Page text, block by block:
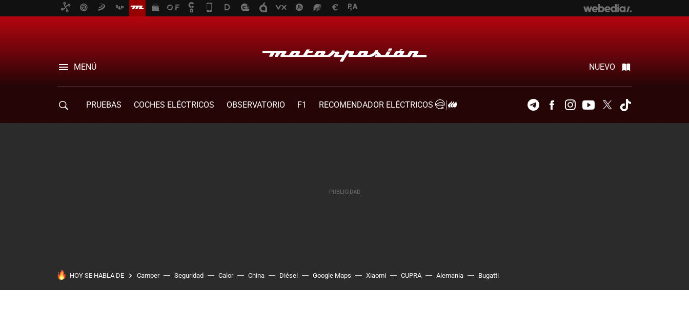
MENÚ NUEVO
PRUEBAS COCHES ELÉCTRICOS OBSERVATORIO F1
RECOMENDADOR ELÉCTRICOS
TelegramFacebookInstagramYoutubeTwitter
HOY SE HABLA DE Camper Seguridad Calor China Diésel Google Maps Xiaomi CUPRA Alemania Bugatti